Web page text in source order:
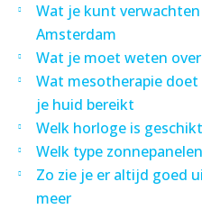
Wat je kunt
Amsterdam
Wat je moet weten
Wat mesotherapie
je huid bereikt
Welk horloge is
Welk type
Zo zie je er altijd goed
meer